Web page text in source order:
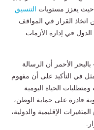
حيث يعزز مستويات
التنسيق
القرار في المواقف
الدول في إدارة الأزمات
الأحمر أن الرسالة
في التأكيد على أن مفهوم
الحياة اليومية
قادرة على حماية الوطن،
الإقليمية والدولية،